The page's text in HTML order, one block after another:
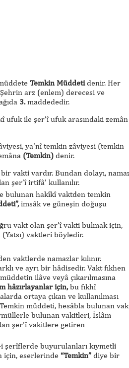
Temkin Müddetidenir. Her
arz (enlem) derecesi ve
3. maddededir.
ufuk ile şer’î ufuk arasındaki zemân
ya'nî temkin zâviyesi (temkin
(Temkin) denir.
vakti vardır. Bundan dolayı,
şer’î irtifâ’ kullanılır.
bulunan hakîkî vaktden temkin
imsâk ve güneşin doğuşu
vakt olan şer’î vakti bulmak için,
vaktleri böyledir.
vaktlerde namazlar kılınır.
ve ayrı bir hâdisedir. Vakt fıkhen
ilâve veyâ çıkarılmasına
hâzırlayanlar için,bu fıkhî
ortaya çıkan ve kullanılması
Temkin müddeti, hesâbla bulunan
bulunan vakitleri, İslâm
şer’î vakitlere getiren
şerîflerde buyurulanları kıymetli
için, eserlerinde “Temkin” diye bir